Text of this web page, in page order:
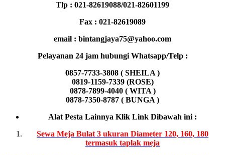
Tlp : 021-82619088/021-82601199
Fax : 021-82619089
email : bintangjaya75@yahoo.com
Pelayanan 24 jam hubungi Whatsapp/Telp :
0857-7733-3808 ( SHEILA )
0819-1159-7339 (ROSE)
0878-7899-4040 ( WITA )
0878-7350-8787 ( BUNGA )
Alat Pesta Lainnya Klik Link Dibawah ini :
Sewa Meja Bulat 3 ukuran Diameter 120, 160, 180
termasuk taplak meja